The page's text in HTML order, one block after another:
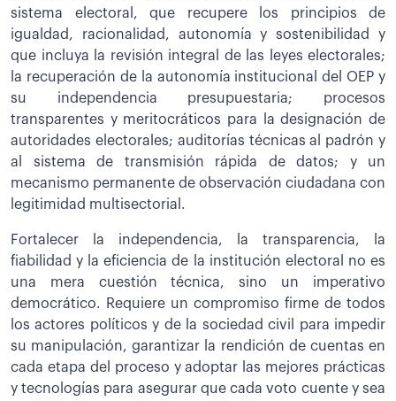
sistema electoral, que recupere los principios de
igualdad, racionalidad, autonomía y sostenibilidad y
que incluya la revisión integral de las leyes electorales;
la recuperación de la autonomía institucional del OEP y
su independencia presupuestaria; procesos
transparentes y meritocráticos para la designación de
autoridades electorales; auditorías técnicas al padrón y
al sistema de transmisión rápida de datos; y un
mecanismo permanente de observación ciudadana con
legitimidad multisectorial.
Fortalecer la independencia, la transparencia, la
fiabilidad y la eficiencia de la institución electoral no es
una mera cuestión técnica, sino un imperativo
democrático. Requiere un compromiso firme de todos
los actores políticos y de la sociedad civil para impedir
su manipulación, garantizar la rendición de cuentas en
cada etapa del proceso y adoptar las mejores prácticas
y tecnologías para asegurar que cada voto cuente y sea